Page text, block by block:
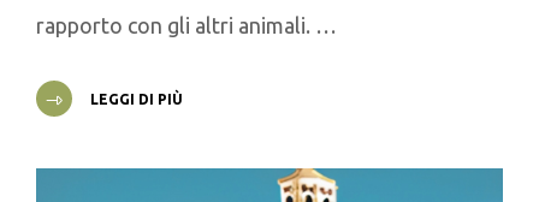
rapporto con gli altri animali. …
LEGGI DI PIÙ